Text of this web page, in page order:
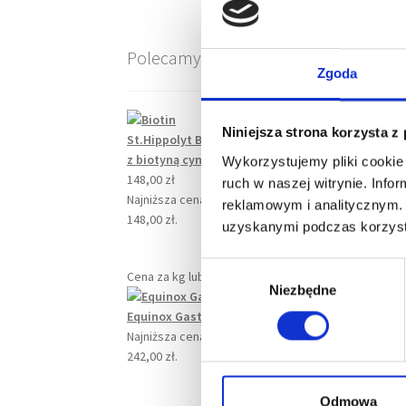
Zgoda
Niniejsza strona korzysta z
Wykorzystujemy pliki
ruch w naszej witrynie.
reklamowym i
uzyskanymi podczas
b
ó
Niezbędne
Odmowa
Polecamy
St.Hippolyt Biotin - biotyna dla koni
z biotyną cynk i dl-metionina 1 kg
148,00 zł
Najniższa cena z ostatnich 30 dni:
148,00 zł.
Cena za kg lub litr
Equinox Gastro 1800 g 242,00zł
Najniższa cena z ostatnich 30 dni:
242,00 zł.